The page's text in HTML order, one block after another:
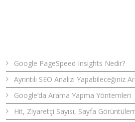
Google PageSpeed Insights Nedir?
Ayrıntılı SEO Analizi Yapabileceğiniz
Google’da Arama Yapma Yöntemleri
Hit, Ziyaretçi Sayısı, Sayfa